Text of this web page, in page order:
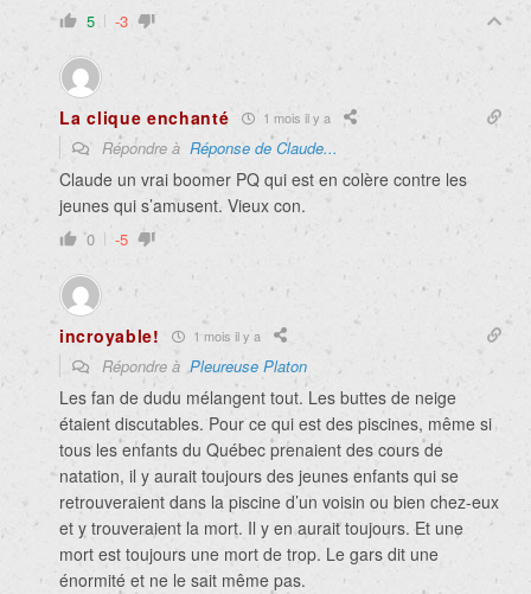
5 -3
La clique enchanté 1 mois il y a
Répondre à Réponse de Claude...
Claude un vrai boomer PQ qui est en colère contre les
jeunes qui s’amusent. Vieux con.
0 -5
incroyable! 1 mois il y a
Répondre àPleureuse Platon
Les fan de dudu mélangent tout. Les buttes de neige
étaient discutables. Pour ce qui est des piscines, même si
tous les enfants du Québec prenaient des cours de
natation, il y aurait toujours des jeunes enfants qui se
retrouveraient dans la piscine d’un voisin ou bien chez-eux
et y trouveraient la mort. Il y en aurait toujours. Et une
mort est toujours une mort de trop. Le gars dit une
énormité et ne le sait même pas.